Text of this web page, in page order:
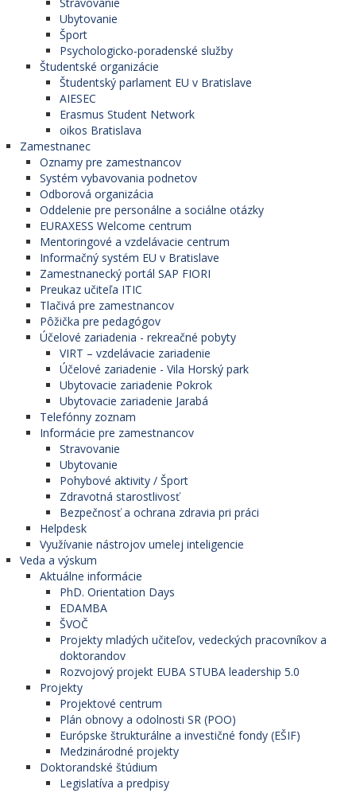
Ubytovanie
Šport
Psychologicko-poradenské služby
Študentské organizácie
Študentský parlament EU v Bratislave
AIESEC
Erasmus Student Network
oikos Bratislava
Zamestnanec
Oznamy pre zamestnancov
Systém vybavovania podnetov
Odborová organizácia
Oddelenie pre personálne a sociálne otázky
EURAXESS Welcome centrum
Mentoringové a vzdelávacie centrum
Informačný systém EU v Bratislave
Zamestnanecký portál SAP FIORI
Preukaz učiteľa ITIC
Tlačivá pre zamestnancov
Pôžička pre pedagógov
Účelové zariadenia - rekreačné pobyty
VIRT – vzdelávacie zariadenie
Účelové zariadenie - Vila Horský park
Ubytovacie zariadenie Pokrok
Ubytovacie zariadenie Jarabá
Telefónny zoznam
Informácie pre zamestnancov
Stravovanie
Ubytovanie
Pohybové aktivity / Šport
Zdravotná starostlivosť
Bezpečnosť a ochrana zdravia pri práci
Helpdesk
Využívanie nástrojov umelej inteligencie
Veda a výskum
Aktuálne informácie
PhD. Orientation Days
EDAMBA
ŠVOČ
Projekty mladých učiteľov, vedeckých pracovníkov a
doktorandov
Rozvojový projekt EUBA STUBA leadership 5.0
Projekty
Projektové centrum
Plán obnovy a odolnosti SR (POO)
Európske štrukturálne a investičné fondy (EŠIF)
Medzinárodné projekty
Doktorandské štúdium
Legislatíva a predpisy